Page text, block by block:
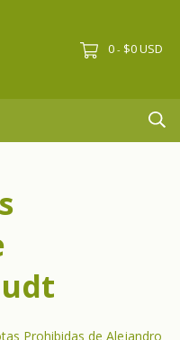
0 - $0 USD
Prohibidas de Alejandro